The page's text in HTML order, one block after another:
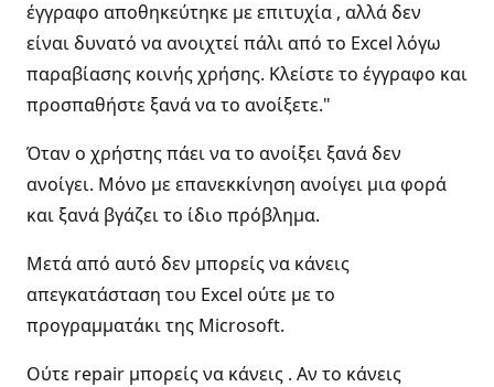
έγγραφο αποθηκεύτηκε με επιτυχία , αλλά δεν
είναι δυνατό να ανοιχτεί πάλι από το Excel λόγω
παραβίασης κοινής χρήσης. Κλείστε το έγγραφο και
προσπαθήστε ξανά να το ανοίξετε."
Όταν ο χρήστης πάει να το ανοίξει ξανά δεν
ανοίγει. Μόνο με επανεκκίνηση ανοίγει μια φορά
και ξανά βγάζει το ίδιο πρόβλημα.
Μετά από αυτό δεν μπορείς να κάνεις
απεγκατάσταση του Excel ούτε με το
προγραμματάκι της Microsoft.
Ούτε repair μπορείς να κάνεις . Αν το κάνεις